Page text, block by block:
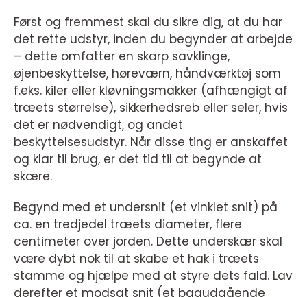
Først og fremmest skal du sikre dig, at du har
det rette udstyr, inden du begynder at arbejde
– dette omfatter en skarp savklinge,
øjenbeskyttelse, høreværn, håndværktøj som
f.eks. kiler eller kløvningsmakker (afhængigt af
træets størrelse), sikkerhedsreb eller seler, hvis
det er nødvendigt, og andet
beskyttelsesudstyr. Når disse ting er anskaffet
og klar til brug, er det tid til at begynde at
skære.
Begynd med et undersnit (et vinklet snit) på
ca. en tredjedel træets diameter, flere
centimeter over jorden. Dette underskær skal
være dybt nok til at skabe et hak i træets
stamme og hjælpe med at styre dets fald. Lav
derefter et modsat snit (et bagudgående